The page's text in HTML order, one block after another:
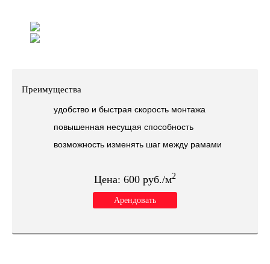
Преимущества
удобство и быстрая скорость монтажа
повышенная несущая способность
возможность изменять шаг между рамами
Цена: 600руб./м2
Арендовать